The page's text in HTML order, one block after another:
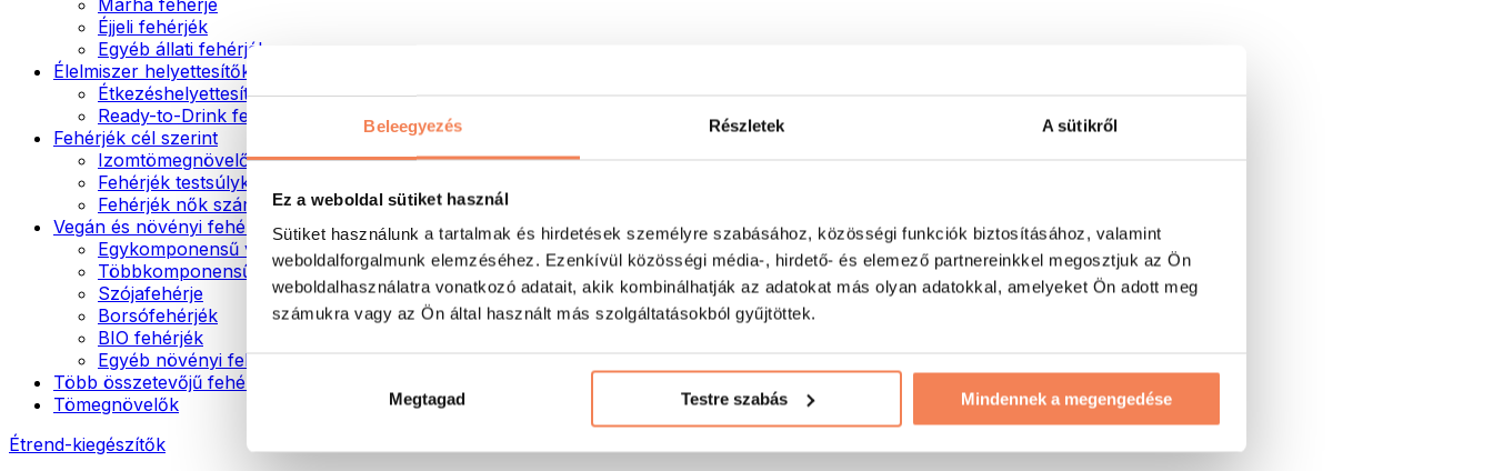
Beleegyezés Részletek A sütikről
Ez a weboldal sütiket használ
Sütiket használunk a tartalmak és hirdetések személyre szabásához, közösségi funkciók biztosításához, valamint
weboldalforgalmunk elemzéséhez. Ezenkívül közösségi média-, hirdető- és elemező partnereinkkel megosztjuk az Ön
weboldalhasználatra vonatkozó adatait, akik kombinálhatják az adatokat más olyan adatokkal, amelyeket Ön adott meg
számukra vagy az Ön által használt más szolgáltatásokból gyűjtöttek.
Megtagad Testre szabás Mindennek a megengedése
Éjjeli fehérjék
Egyéb állati fehérjék
Élelmiszer helyettesítők
Étkezéshelyettesítő porok
Ready-to-Drink fehérjeitalok
Fehérjék cél szerint
Izomtömegnövelők
Fehérjék testsúlykontroll támogatásához
Fehérjék nők számára
Vegán és növényi fehérjék
Egykomponensű vegán fehérjék
Többkomponensű vegán fehérjék
Szójafehérje
Borsófehérjék
BIO fehérjék
Egyéb növényi fehérjék
Több összetevőjű fehérje
Tömegnövelők
Étrend-kiegészítők